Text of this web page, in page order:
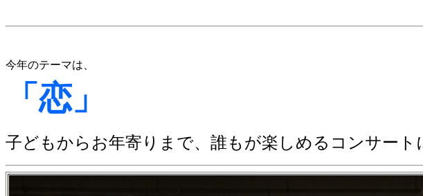
YELLスタッ
今年のテーマは、
「 恋 」
子どもからお年寄りまで、誰もが楽しめるコンサー